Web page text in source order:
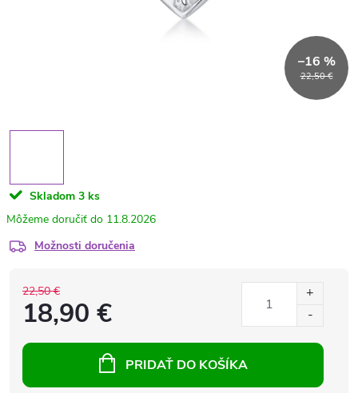
22,50 €
–16 %
Skladom 3 ks
11.8.2026
Možnosti doručenia
22,50 €
18,90 €
PRIDAŤ DO KOŠÍKA